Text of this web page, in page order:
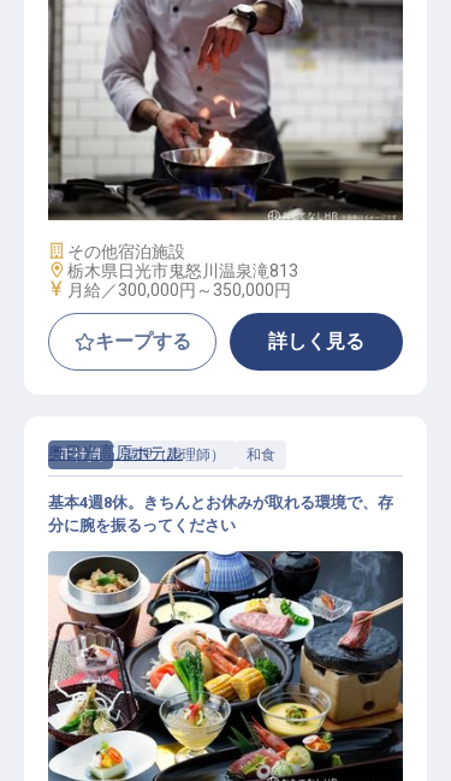
調理
施設業態
その他宿泊施設
勤務地
栃木県日光市鬼怒川温泉滝813
給与
月給／300,000円～ 350,000円
キープする 詳しく見る
正社員 調理（調理師） 和食
和食調理【正社員】
奥日光高原ホテル
基本4週8休。きちんとお休みが取れる環境で、存
分に腕を振るってください